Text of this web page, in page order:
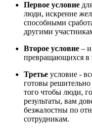
Первое условие
люди, искренне
способными
другими
Второе условие –
превращающихся в
Третье условие -
готовы решительно
того чтобы люди,
результаты, вам
безжалостны по
сотрудникам.